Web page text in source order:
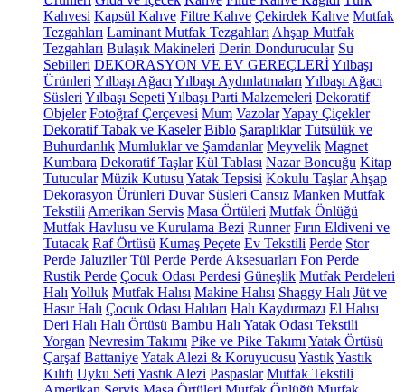
Kahvesi Kapsül Kahve Filtre Kahve Çekirdek Kahve Mutfak
Tezgahları Laminant Mutfak Tezgahları Ahşap Mutfak
Tezgahları Bulaşık Makineleri Derin Dondurucular Su
Sebilleri DEKORASYON VE EV GEREÇLERİYılbaşı
Ürünleri Yılbaşı Ağacı Yılbaşı Aydınlatmaları Yılbaşı Ağacı
Süsleri Yılbaşı Sepeti Yılbaşı Parti Malzemeleri Dekoratif
Objeler Fotoğraf Çerçevesi Mum VazolarYapay Çiçekler
Dekoratif Tabak ve Kaseler Biblo Şaraplıklar Tütsülük ve
Buhurdanlık Mumluklar ve Şamdanlar Meyvelik Magnet
Kumbara Dekoratif Taşlar Kül Tablası Nazar Boncuğu Kitap
Tutucular Müzik Kutusu Yatak Tepsisi Kokulu Taşlar Ahşap
Dekorasyon Ürünleri Duvar Süsleri Cansız Manken Mutfak
Tekstili Amerikan Servis Masa Örtüleri Mutfak Önlüğü
Mutfak Havlusu ve Kurulama Bezi Runner Fırın Eldiveni ve
Tutacak Raf Örtüsü Kumaş Peçete Ev Tekstili Perde Stor
Perde Jaluziler Tül Perde Perde Aksesuarları Fon Perde
Rustik Perde Çocuk Odası Perdesi Güneşlik Mutfak Perdeleri
Halı Yolluk Mutfak Halısı Makine Halısı Shaggy Halı Jüt ve
Hasır Halı Çocuk Odası Halıları Halı Kaydırmazı El Halısı
Deri Halı Halı Örtüsü Bambu Halı Yatak Odası Tekstili
Yorgan Nevresim Takımı Pike ve Pike Takımı Yatak Örtüsü
Çarşaf BattaniyeYatak Alezi & Koruyucusu YastıkYastık
Kılıfı Uyku Seti Yastık Alezi Paspaslar Mutfak Tekstili